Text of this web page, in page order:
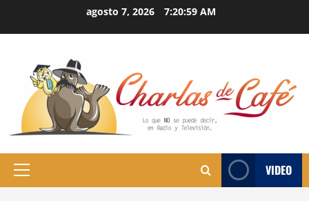
agosto 7, 2026 7:21:00 AM
Primary
VIDEO